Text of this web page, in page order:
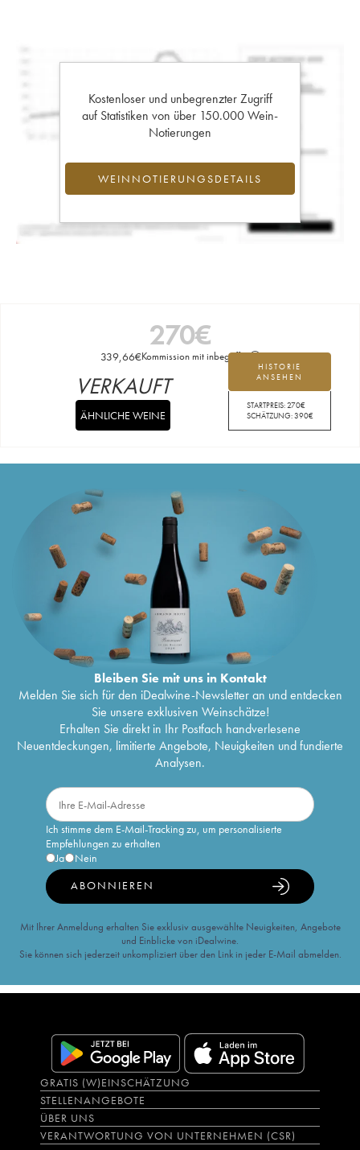
Kostenloser und unbegrenzter Zugriff
auf Statistiken von über 150.000 Wein-
Notierungen
WEINNOTIERUNGSDETAILS
270€
339,66€Kommission mit inbegriffen
HISTORIE
ANSEHEN
STARTPREIS:270€
SCHÄTZUNG:390€
VERKAUFT
ÄHNLICHE WEINE
Bleiben Sie mit uns in Kontakt
Melden Sie sich für den iDealwine-Newsletter an und entdecken
Sie unsere exklusiven Weinschätze!
Erhalten Sie direkt in Ihr Postfach handverlesene
Neuentdeckungen, limitierte Angebote, Neuigkeiten und fundierte
Analysen.
Ich stimme dem E-Mail-Tracking zu, um personalisierte
Empfehlungen zu erhalten
Ja
Nein
ABONNIEREN
Mit Ihrer Anmeldung erhalten Sie exklusiv ausgewählte Neuigkeiten, Angebote
und Einblicke von iDealwine.
Sie können sich jederzeit unkompliziert über den Link in jeder E-Mail abmelden.
GRATIS (W)EINSCHÄTZUNG
STELLENANGEBOTE
ÜBER UNS
VERANTWORTUNG VON UNTERNEHMEN (CSR)